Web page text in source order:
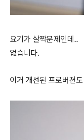
요기가 살짝문제인데..
없습니다.
이거 개선된 프로버젼